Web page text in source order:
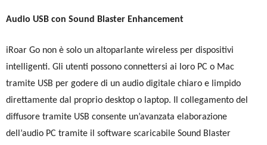
Audio USB con Sound Blaster Enhancement
iRoar Go non è solo un altoparlante wireless per dispositivi
intelligenti. Gli utenti possono connettersi ai loro PC o Mac
tramite USB per godere di un audio digitale chiaro e limpido
direttamente dal proprio desktop o laptop. Il collegamento del
diffusore tramite USB consente un’avanzata elaborazione
dell’audio PC tramite il software scaricabile Sound Blaster